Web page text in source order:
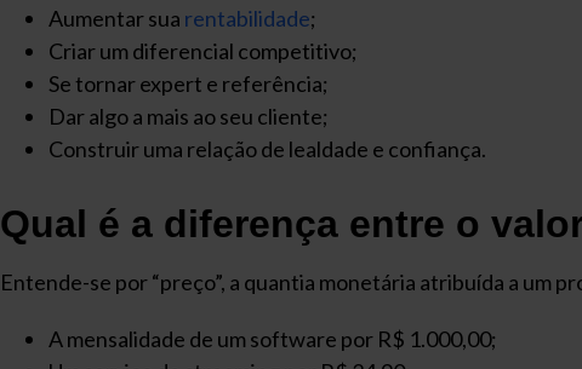
Aumentar sua rentabilidade;
Criar um diferencial competitivo;
Se tornar expert e referência;
Dar algo a mais ao seu cliente;
Construir uma relação de lealdade e confiança.
Qual é a diferença entre o
Entende-se por “preço”, a quantia monetária atribuída a um
A mensalidade de um software por R$ 1.000,00;